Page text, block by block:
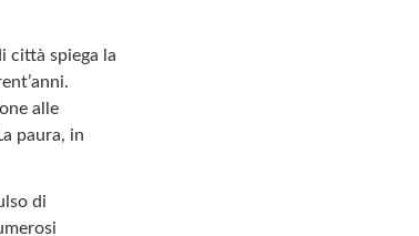
città spiega la
alle
paura, in
di